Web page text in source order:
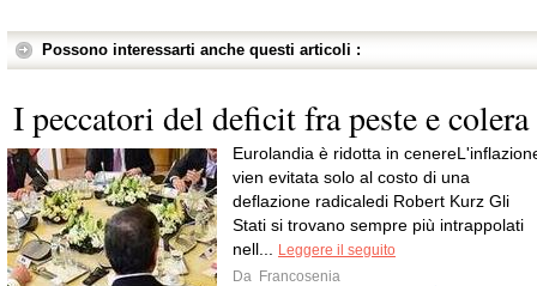
Possono interessarti anche questi articoli :
I peccatori del deficit fra peste e colera
Eurolandia è ridotta in
vien evitata solo al costo di una
deflazione radicaledi Robert Kurz Gli
Stati si trovano sempre più intrappolati
nell...
Leggere il seguito
Da Francosenia